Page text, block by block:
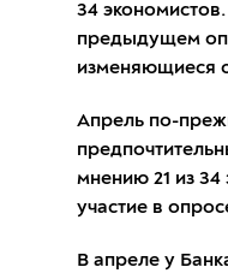
34
предыдущем
изменяющиеся
Апрель по-
мнению 21 из
участие в
В апреле у